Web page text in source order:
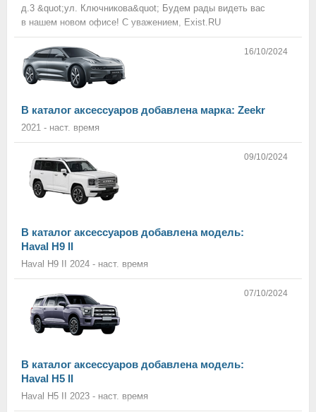
д.3 &quot;ул. Ключникова&quot; Будем рады видеть вас
в нашем новом офисе! С уважением, Exist.RU
16/10/2024
В каталог аксессуаров добавлена марка: Zeekr
2021 - наст. время
09/10/2024
В каталог аксессуаров добавлена модель:
Haval H9 II
Haval H9 II 2024 - наст. время
07/10/2024
В каталог аксессуаров добавлена модель:
Haval H5 II
Haval H5 II 2023 - наст. время